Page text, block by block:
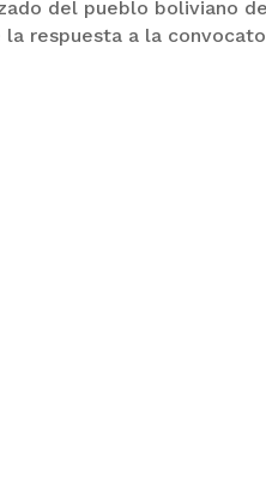
del pueblo boliviano
la respuesta a la